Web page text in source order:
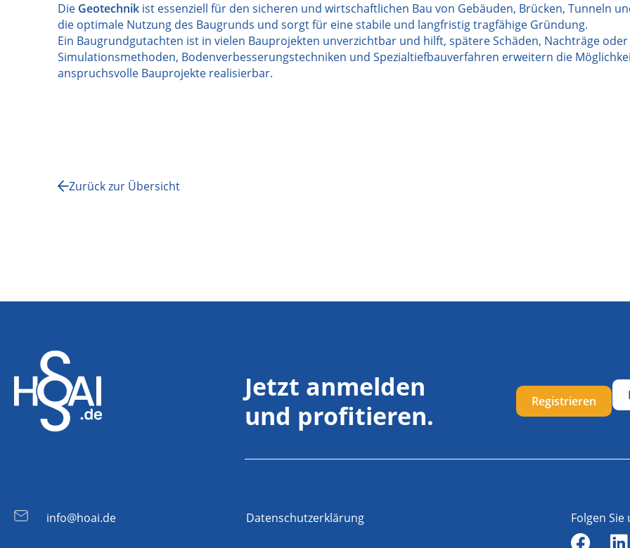
Die Geotechnik ist essenziell für den sicheren und wirtschaftlichen Bau von Gebäuden, Brücken, Tunneln
die optimale Nutzung des Baugrunds und sorgt für eine stabile und langfristig tragfähige Gründung.
Ein Baugrundgutachten ist in vielen Bauprojekten unverzichtbar und hilft, spätere Schäden, Nachträge
Simulationsmethoden, Bodenverbesserungstechniken und Spezialtiefbauverfahren erweitern die
anspruchsvolle Bauprojekte realisierbar.
Zurück zur Übersicht
Jetzt anmelden
und profitieren.
Registrieren
info@hoai.de Datenschutzerklärung Folgen Sie